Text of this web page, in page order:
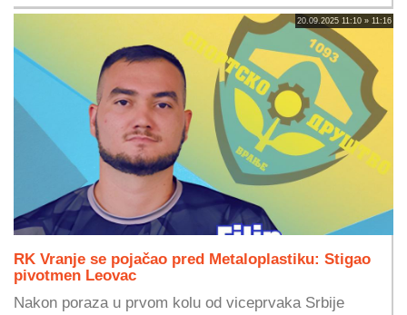
20.09.2025 11:10 » 11:16
RK Vranje se pojačao pred Metaloplastiku: Stigao
pivotmen Leovac
Nakon poraza u prvom kolu od viceprvaka Srbije